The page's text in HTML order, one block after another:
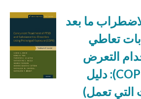
لاضطراب ما بعد
تعاطي
التعرض
لفترات طويلة (COPE): دليل
التي تعمل)